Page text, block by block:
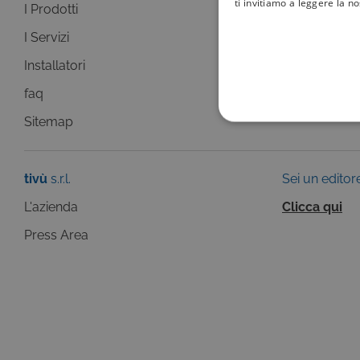
I Prodotti
I Servizi
Installatori
faq
Sitemap
La Guida +
tivù s.r.l.
L'azienda
Press Area
Sei un
Clicca qui
COOKIE
visualizzazione del sito e
selezionati (es. lingua,
loro installazione, ma in